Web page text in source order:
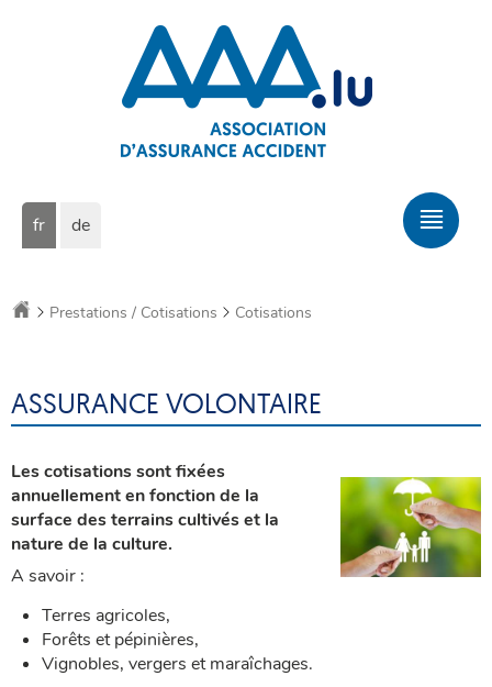
Changer
de
fr de
Accueil
Prestations / Cotisations Cotisations
ASSURANCE VOLONTAIRE
Les cotisations sont fixées
annuellement en fonction de la
surface des terrains cultivés et la
nature de la culture.
A savoir :
Terres agricoles,
Forêts et pépinières,
Vignobles, vergers et maraîchages.